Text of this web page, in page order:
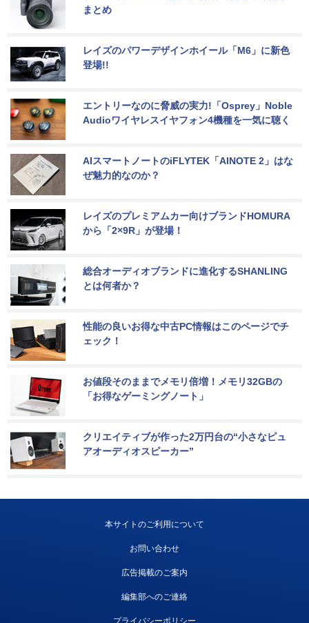
まとめ
レイズのパワーデザインホイール「M6」に新色
登場!!
エントリーなのに脅威の実力!「Osprey」Noble
Audioワイヤレスイヤフォン4機種を一気に聴く
AIスマートノートのiFLYTEK「AINOTE 2」はな
ぜ魅力的なのか？
レイズのプレミアムカー向けブランドHOMURA
から「2×9R」が登場！
総合オーディオブランドに進化するSHANLING
とは何者か？
性能の良いお得な中古PC情報はこのページでチ
ェック！
お値段そのままでメモリ倍増！メモリ32GBの
「お得なゲーミングノート」
クリエイティブが作った2万円台の“小さなピュ
アオーディオスピーカー”
本サイトのご利用について
お問い合わせ
広告掲載のご案内
編集部へのご連絡